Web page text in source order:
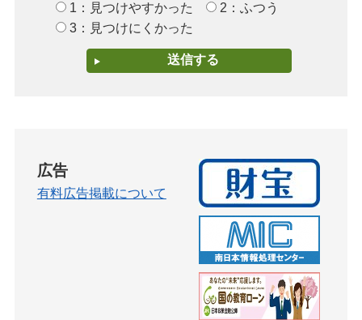
1：見つけやすかった
2：ふつう
3：見つけにくかった
広告
有料広告掲載について